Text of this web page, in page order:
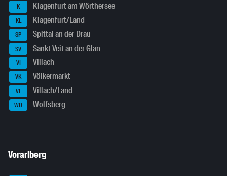
K Klagenfurt am Wörthersee
KL Klagenfurt/Land
SP Spittal an der Drau
SV Sankt Veit an der Glan
VI Villach
VK Völkermarkt
VL Villach/Land
WO Wolfsberg
Vorarlberg